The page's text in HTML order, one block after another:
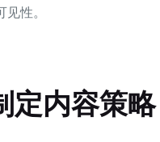
性。
定内容策略